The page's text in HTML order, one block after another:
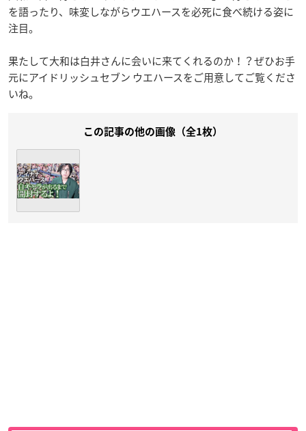
を語ったり、味変しながらウエハースを必死に食べ続ける姿に
注目。
果たして大和は白井さんに会いに来てくれるのか！？ぜひお手
元にアイドリッシュセブン ウエハースをご用意してご覧くださ
いね。
この記事の他の画像（全1枚）